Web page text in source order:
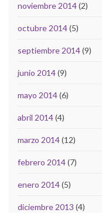
noviembre 2014(2)
octubre 2014(5)
septiembre 2014(9)
junio 2014(9)
mayo 2014(6)
abril 2014(4)
marzo 2014(12)
febrero 2014(7)
enero 2014(5)
diciembre 2013 (4)